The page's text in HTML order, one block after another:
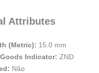
Attributes
(Metric): 15.0 mm
Indicator: ZND
Não